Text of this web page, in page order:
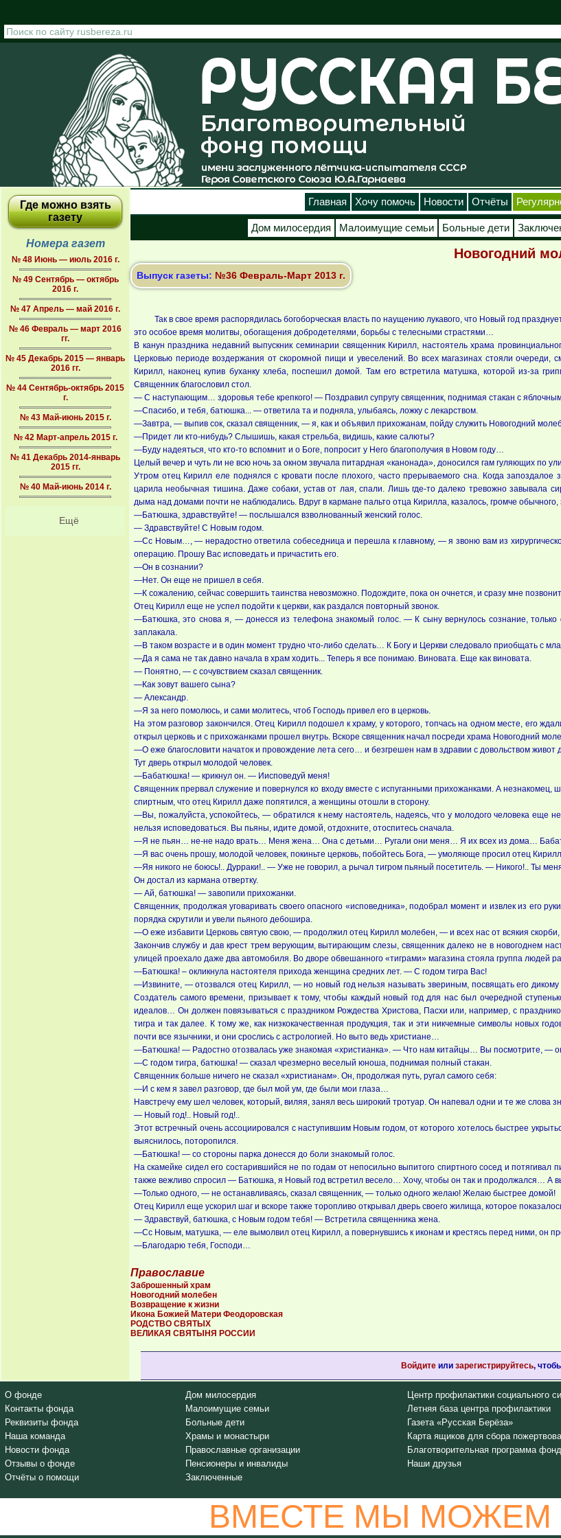
Где можно взять
газету
Номера газет
№ 48 Июнь — июль 2016 г.
№ 49 Сентябрь — октябрь
2016 г.
№ 47 Апрель — май 2016 г.
№ 46 Февраль — март 2016
гг.
№ 45 Декабрь 2015 — январь
2016 гг.
№ 44 Сентябрь-октябрь 2015
г.
№ 43 Май-июнь 2015 г.
№ 42 Март-апрель 2015 г.
№ 41 Декабрь 2014-январь
2015 гг.
№ 40 Май-июнь 2014 г.
Ещё
Главная Хочу помочь Новости Отчёты
Дом милосердия Малоимущие семьи Больные дети
Новогодний
Выпуск газеты: №36 Февраль-Март 2013 г.
Так в свое время распорядилась богоборческая власть по наущению лукавого, что Новый год
это особое время молитвы, обогащения добродетелями, борьбы с телесными страстями…
В канун праздника недавний выпускник семинарии священник Кирилл, настоятель храма
Церковью периоде воздержания от скоромной пищи и увеселений. Во всех магазинах стояли очереди,
Кирилл, наконец купив буханку хлеба, поспешил домой. Там его встретила матушка, которой из-за
Священник благословил стол.
— С наступающим… здоровья тебе крепкого! — Поздравил супругу священник, поднимая стакан с
—Спасибо, и тебя, батюшка... — ответила та и подняла, улыбаясь, ложку с лекарством.
—Завтра, — выпив сок, сказал священник, — я, как и объявил прихожанам, пойду служить Новогодний
—Придет ли кто-нибудь? Слышишь, какая стрельба, видишь, какие салюты?
—Буду надеяться, что кто-то вспомнит и о Боге, попросит у Него благополучия в Новом году…
Целый вечер и чуть ли не всю ночь за окном звучала питардная «канонада», доносился гам гуляющих по
Утром отец Кирилл еле поднялся с кровати после плохого, часто прерываемого сна. Когда
царила необычная тишина. Даже собаки, устав от лая, спали. Лишь где-то далеко тревожно завывала
дыма над домами почти не наблюдались. Вдруг в кармане пальто отца Кирилла, казалось, громче
—Батюшка, здравствуйте! — послышался взволнованный женский голос.
— Здравствуйте! С Новым годом.
—Сс Новым…, — нерадостно ответила собеседница и перешла к главному, — я звоню вам из
операцию. Прошу Вас исповедать и причастить его.
—Он в сознании?
—Нет. Он еще не пришел в себя.
—К сожалению, сейчас совершить таинства невозможно. Подождите, пока он очнется, и сразу мне
Отец Кирилл еще не успел подойти к церкви, как раздался повторный звонок.
—Батюшка, это снова я, — донесся из телефона знакомый голос. — К сыну вернулось сознание,
заплакала.
—В таком возрасте и в один момент трудно что-либо сделать… К Богу и Церкви следовало приобщать с
—Да я сама не так давно начала в храм ходить... Теперь я все понимаю. Виновата. Еще как виновата.
— Понятно, — с сочувствием сказал священник.
—Как зовут вашего сына?
— Александр.
—Я за него помолюсь, и сами молитесь, чтоб Господь привел его в церковь.
На этом разговор закончился. Отец Кирилл подошел к храму, у которого, топчась на одном месте, его
открыл церковь и с прихожанками прошел внутрь. Вскоре священник начал посреди храма Новогодний
—О еже благословити начаток и провождение лета сего… и безгрешен нам в здравии с довольством
Тут дверь открыл молодой человек.
—Бабатюшка! — крикнул он. — Иисповедуй меня!
Священник прервал служение и повернулся ко входу вместе с испуганными прихожанками. А
спиртным, что отец Кирилл даже попятился, а женщины отошли в сторону.
—Вы, пожалуйста, успокойтесь, — обратился к нему настоятель, надеясь, что у молодого человека еще
нельзя исповедоваться. Вы пьяны, идите домой, отдохните, отоспитесь сначала.
—Я не пьян… не-не надо врать… Меня жена… Она с детьми… Ругали они меня… Я их всех из дома…
—Я вас очень прошу, молодой человек, покиньте церковь, побойтесь Бога, — умоляюще просил отец
—Яя никого не боюсь!.. Дурраки!.. — Уже не говорил, а рычал тигром пьяный посетитель. — Никого!.. Ты
Он достал из кармана отвертку.
— Ай, батюшка! — завопили прихожанки.
Священник, продолжая уговаривать своего опасного «исповедника», подобрал момент и извлек из его
порядка скрутили и увели пьяного дебошира.
—О еже избавити Церковь святую свою, — продолжил отец Кирилл молебен, — и всех нас от всякия
Закончив службу и дав крест трем верующим, вытирающим слезы, священник далеко не в новогоднем
улицей проехало даже два автомобиля. Во дворе обвешанного «тиграми» магазина стояла группа людей
—Батюшка! – окликнула настоятеля прихода женщина средних лет. — С годом тигра Вас!
—Извините, — отозвался отец Кирилл, — но новый год нельзя называть звериным, посвящать его
Создатель самого времени, призывает к тому, чтобы каждый новый год для нас был очередной
идеалов… Он должен повязываться с праздником Рождества Христова, Пасхи или, например, с
тигра и так далее. К тому же, как низкокачественная продукция, так и эти никчемные символы новых
почти все язычники, и они срослись с астрологией. Но выто ведь христиане…
—Батюшка! — Радостно отозвалась уже знакомая «христианка». — Что нам китайцы… Вы посмотрите, —
—С годом тигра, батюшка! — сказал чрезмерно веселый юноша, поднимая полный стакан.
Священник больше ничего не сказал «христианам». Он, продолжая путь, ругал самого себя:
—И с кем я завел разговор, где был мой ум, где были мои глаза…
Навстречу ему шел человек, который, виляя, занял весь широкий тротуар. Он напевал одни и те же слова
— Новый год!.. Новый год!..
Этот встречный очень ассоциировался с наступившим Новым годом, от которого хотелось быстрее
выяснилось, поторопился.
—Батюшка! — со стороны парка донесся до боли знакомый голос.
На скамейке сидел его состарившийся не по годам от непосильно выпитого спиртного сосед и
также вежливо спросил — Батюшка, я Новый год встретил весело… Хочу, чтобы он так и продолжался… А
—Только одного, — не останавливаясь, сказал священник, — только одного желаю! Желаю быстрее домой!
Отец Кирилл еще ускорил шаг и вскоре также торопливо открывал дверь своего жилища, которое
— Здравствуй, батюшка, с Новым годом тебя! — Встретила священника жена.
—Сс Новым, матушка, — еле вымолвил отец Кирилл, а повернувшись к иконам и крестясь перед ними, он
—Благодарю тебя, Господи…
Православие
Заброшенный храм
Новогодний молебен
Возвращение к жизни
Икона Божией Матери Феодоровская
РОДСТВО СВЯТЫХ
ВЕЛИКАЯ СВЯТЫНЯ РОССИИ
Войдитеили зарегистрируйтесь,
О фонде
Контакты фонда
Реквизиты фонда
Наша команда
Новости фонда
Отзывы о фонде
Отчёты о помощи
Дом милосердия
Малоимущие семьи
Больные дети
Храмы и монастыри
Православные организации
Пенсионеры и инвалиды
Заключенные
Центр профилактики социального
Летняя база центра профилактики
Газета «Русская Берёза»
Карта ящиков для сбора
Благотворительная программа
Наши друзья
ВМЕСТЕ МЫ МОЖЕМ